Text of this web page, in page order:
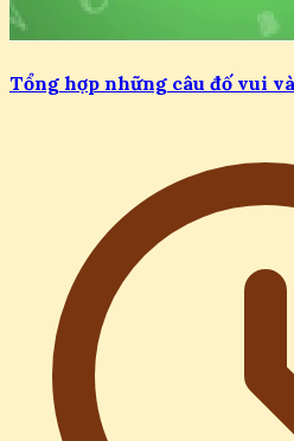
Tổng hợp những câu đố vui